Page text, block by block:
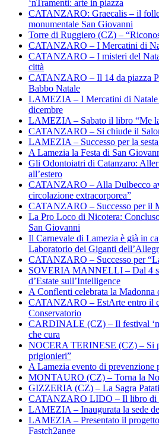
‘nTramenti: arte in piazza
CATANZARO: Graecalis – il
monumentale San Giovanni
Torre di Ruggiero (CZ) –
CATANZARO – I Mercatini di
CATANZARO – I misteri del
città
CATANZARO – Il 14 da piazza
Babbo Natale
LAMEZIA – I Mercatini di Natale
dicembre
LAMEZIA – Sabato il libro “Me la
CATANZARO – Si chiude il
LAMEZIA – Successo per la
A Lamezia la Festa di San
Gli Odontoiatri di Catanzaro:
all’estero
CATANZARO – Alla Dulbecco
circolazione extracorporea”
CATANZARO – Successo per il
La Pro Loco di Nicotera:
San Giovanni
Il Carnevale di Lamezia è già in
Laboratorio dei Giganti
CATANZARO – Successo per
SOVERIA MANNELLI – Dal 4
d’Estate sull’Intelligence
A Conflenti celebrata la Madonna
CATANZARO – EstArte entro il
Conservatorio
CARDINALE (CZ) – Il festival
che cura
NOCERA TERINESE (CZ) – Si
prigionieri”
A Lamezia evento di prevenzione
MONTAURO (CZ) – Torna la
GIZZERIA (CZ) – La Sagra
CATANZARO LIDO – Il libro di
LAMEZIA – Inaugurata la sede
LAMEZIA – Presentato il
Fastch2ange